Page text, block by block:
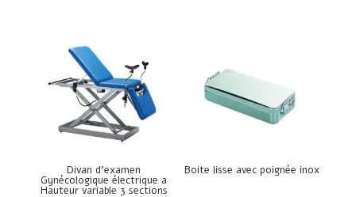
Divan d’examen
Gynécologique électrique a
Hauteur variable 3 sections
Boite lisse avec poignée inox